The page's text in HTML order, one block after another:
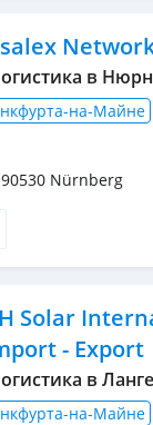
в
на-Майне
90530 Nürnberg
Solar
- Export
в
на-Майне